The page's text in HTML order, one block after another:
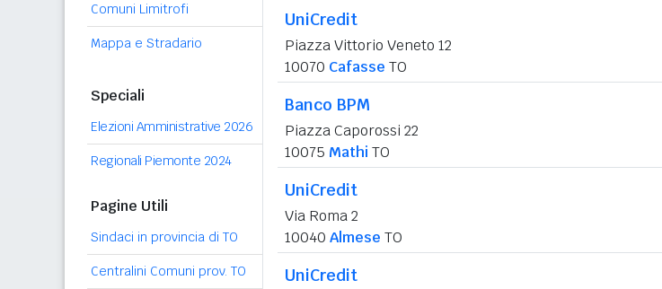
Comuni Limitrofi
Mappa e Stradario
Speciali
Elezioni Amministrative 2026
Regionali Piemonte 2024
Pagine Utili
Sindaci in provincia di TO
Centralini Comuni prov. TO
UniCredit
Piazza Vittorio Veneto 12
10070 Cafasse TO
Banco BPM
Piazza Caporossi 22
10075 Mathi TO
UniCredit
Via Roma 2
10040 Almese TO
UniCredit